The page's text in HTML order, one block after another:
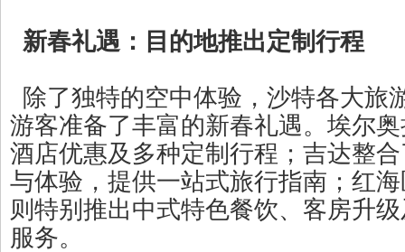
新春礼遇：目的地推出定制行程
除了独特的空中体验，沙特各大旅
游客准备了丰富的新春礼遇。埃尔
酒店优惠及多种定制行程；吉达整
与体验，提供一站式旅行指南；红
则特别推出中式特色餐饮、客房升
服务。